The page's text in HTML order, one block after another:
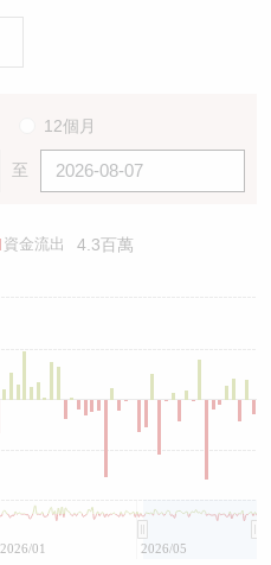
12個月
至
資金流出 4.3百萬
2026/01 2026/05